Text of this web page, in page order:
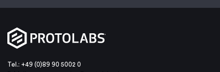
Tel.: +49 (0)89 90 5002 0